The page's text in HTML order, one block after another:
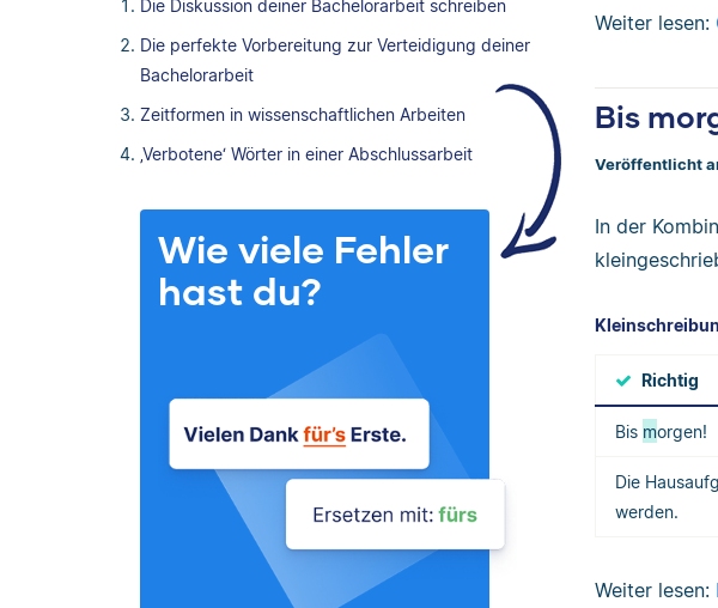
Die Diskussion deiner Bachelorarbeit schreiben
Die perfekte Vorbereitung zur Verteidigung deiner
Bachelorarbeit
Zeitformen in wissenschaftlichen Arbeiten
‚Verbotene‘ Wörter in einer Abschlussarbeit
Wie viele Fehler
hast du?
Weiter lesen:
Bis
Veröffentlicht
In der
Richtig
Bis morgen!
Die
werden.
Weiter lesen: